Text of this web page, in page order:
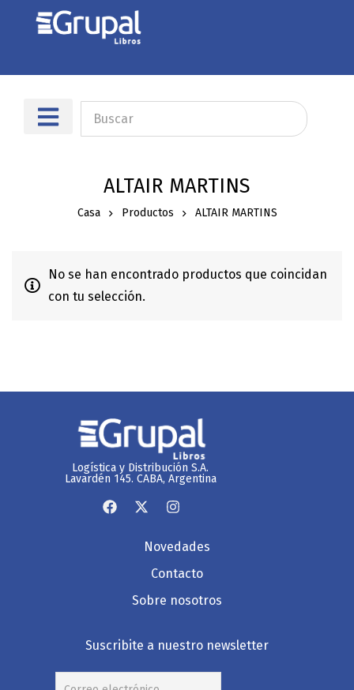
ALTAIR MARTINS
Casa Productos ALTAIR MARTINS
No se han encontrado productos que coincidan
con tu selección.
Logística y Distribución S.A.
Lavardén 145. CABA, Argentina
Novedades
Contacto
Sobre nosotros
Suscribite a nuestro newsletter